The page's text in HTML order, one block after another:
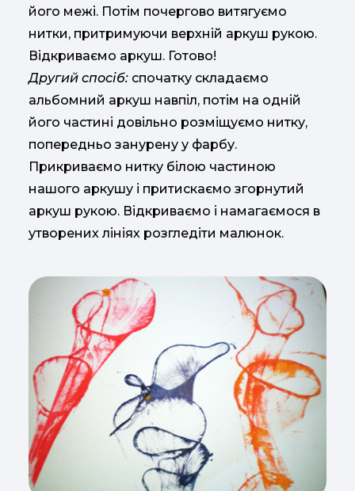
його межі. Потім почергово витягуємо
нитки, притримуючи верхній аркуш рукою.
Відкриваємо аркуш. Готово!
Другий спосіб: спочатку складаємо
альбомний аркуш навпіл, потім на одній
його частині довільно розміщуємо нитку,
попередньо занурену у фарбу.
Прикриваємо нитку білою частиною
нашого аркушу і притискаємо згорнутий
аркуш рукою. Відкриваємо і намагаємося в
утворених лініях розгледіти малюнок.